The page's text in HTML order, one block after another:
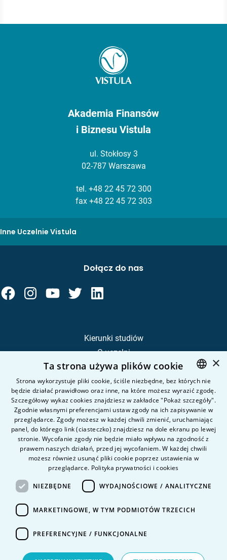
Akademia Finansów
i Biznesu Vistula
ul. Stokłosy 3
02-787 Warszawa
tel. +48 22 45 72 300
fax +48 22 45 72 303
Inne Uczelnie Vistula
Kierunki studiów
O uczelni
Kandydat
Student
Nauka i badania
Intranet
Pytania i odpowiedzi
Kontakt
Kariera na uczelni
Dane Osobowe
Dołącz do nas
POLISH
ENGLISH
×
Ta strona używa plików cookie
Strona wykorzystuje pliki cookie, ściśle niezbędne, bez których nie
będzie działać prawidłowo oraz inne, na które możesz wyrazić zgodę.
Szczegółowy wykaz cookies znajdziesz w zakładce "Pokaż szczegóły".
Zgodnie własnymi preferencjami ustaw zgody na ich zapisywanie w
przeglądarce. Zgody możesz w każdej chwili zmienić, uruchamiając
panel, do którego link (ciasteczko) znajdziesz na dole ekranu po lewej
stronie. Wycofanie zgody nie będzie miało wpływu na zgodność z
prawem naszych działań, przed jej wycofaniem. W każdej chwili
możesz również usunąć pliki cookie poprzez ustawienia w
przeglądarce. Polityka prywatności i cookies
NIEZBĘDNE WYDAJNOŚCIOWE / ANALITYCZNE
MARKETINGOWE, W TYM PODMIOTÓW TRZECICH
PREFERENCYJNE / FUNKCJONALNE